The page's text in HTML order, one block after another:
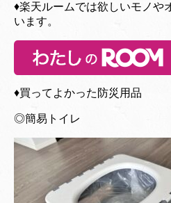
♦︎楽天ルームでは欲しいモノや
います。
♦︎買ってよかった防災用品
◎簡易トイレ